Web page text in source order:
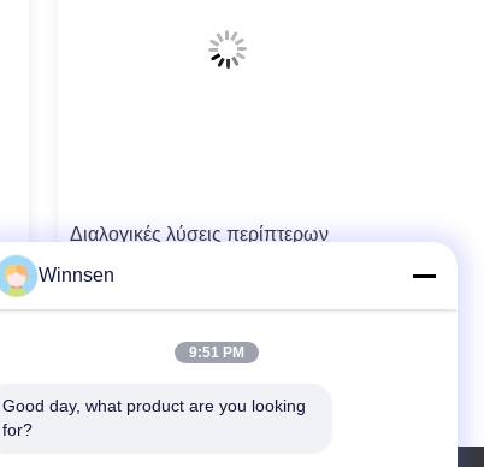
Διαλογικές λύσεις περίπτερων
Επικοινωνήστε τώρα
Winnsen
9:51 PM
Good day, what product are you looking
for?